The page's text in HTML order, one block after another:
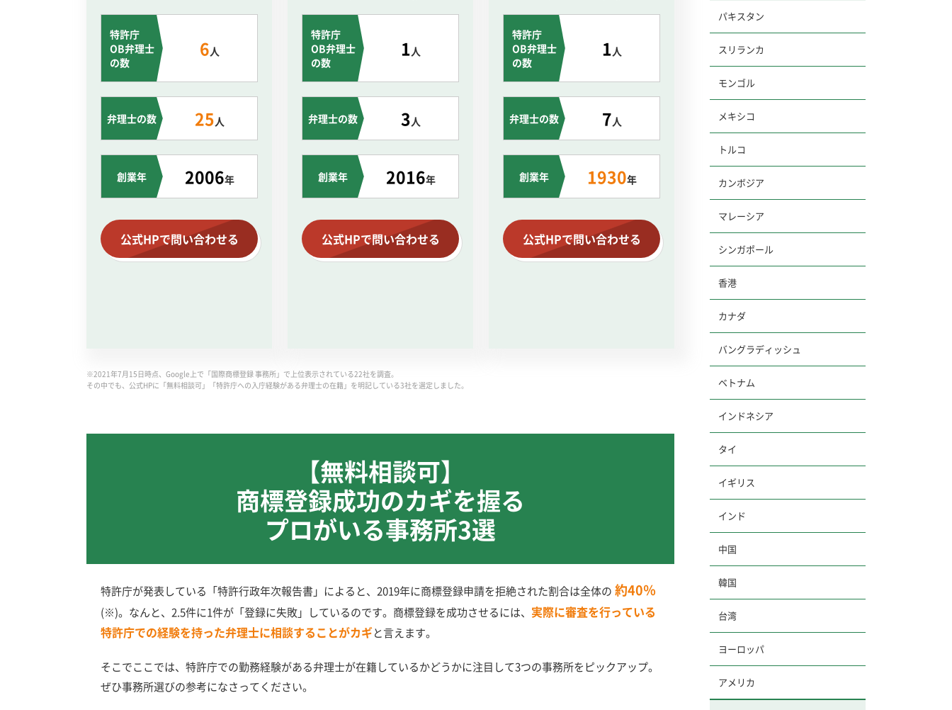
特許庁
OB弁理士
の数
6人
弁理士の数 25人
創業年 2006年
公式HPで問い合わせる
特許庁
OB弁理士
の数
1人
弁理士の数 3人
創業年 2016年
公式HPで問い合わせる
特許庁
OB弁理士
の数
1人
弁理士の数 7人
創業年 1930年
公式HPで問い合わせる
※2021年7月15日時点、Google上で「国際商標登録 事務所」で上位表示されている22社を調査。
その中でも、公式HPに「無料相談可」「特許庁への入庁経験がある弁理士の在籍」を明記している3社を選定しました。
【無料相談可】
商標登録成功のカギを握る
プロがいる事務所3選
特許庁が発表している「特許行政年次報告書」によると、2019年に商標登録申請を拒絶された割合は全体の 約40％
(※)。なんと、2.5件に1件が「登録に失敗」しているのです。商標登録を成功させるには、 実際に審査を行っている
特許庁での経験を持った弁理士に相談することがカギと言えます。
そこでここでは、特許庁での勤務経験がある弁理士が在籍しているかどうかに注目して3つの事務所をピックアップ。
ぜひ事務所選びの参考になさってください。
パキスタン
スリランカ
モンゴル
メキシコ
トルコ
カンボジア
マレーシア
シンガポール
香港
カナダ
バングラディッシュ
ベトナム
インドネシア
タイ
イギリス
インド
中国
韓国
台湾
ヨーロッパ
アメリカ